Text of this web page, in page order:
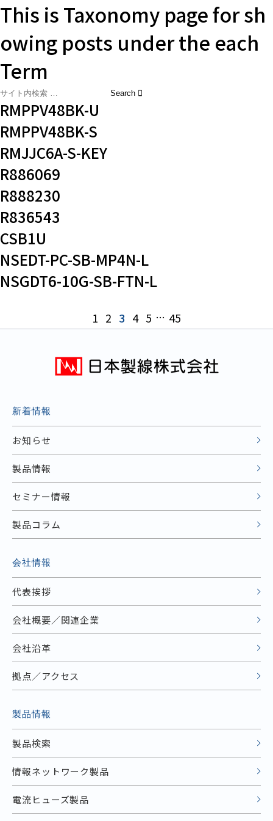
This is Taxonomy page for sh
owing posts under the each
Term
RMPPV48BK-U
RMPPV48BK-S
RMJJC6A-S-KEY
R886069
R888230
R836543
CSB1U
NSEDT-PC-SB-MP4N-L
NSGDT6-10G-SB-FTN-L
1 2 3 4 5 … 45
新着情報
お知らせ
製品情報
セミナー情報
製品コラム
会社情報
代表挨拶
会社概要／関連企業
会社沿革
拠点／アクセス
製品情報
製品検索
情報ネットワーク製品
電流ヒューズ製品